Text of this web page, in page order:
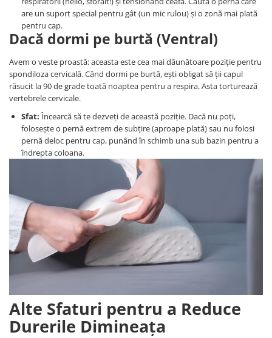
are un suport special pentru gât (un mic rulou) și o zonă mai plată
pentru cap.
Dacă dormi pe burtă (Ventral)
Avem o veste proastă: aceasta este cea mai dăunătoare poziție pentru
spondiloza cervicală. Când dormi pe burtă, ești obligat să ții capul
răsucit la 90 de grade toată noaptea pentru a respira. Asta torturează
vertebrele cervicale.
Sfat: Încearcă să te dezveți de această poziție. Dacă nu poți,
folosește o pernă extrem de subțire (aproape plată) sau nu folosi
pernă deloc pentru cap, punând în schimb una sub bazin pentru a
îndrepta coloana.
Alte Sfaturi pentru a Reduce
Durerile Dimineața